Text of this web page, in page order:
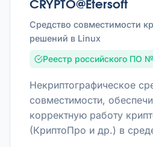
CRYPTO@Etersoft
Средство совместимости
решений в Linux
Реестр российского ПО
Некриптографическое
совместимости,
корректную работу
(КриптоПро и др.) в